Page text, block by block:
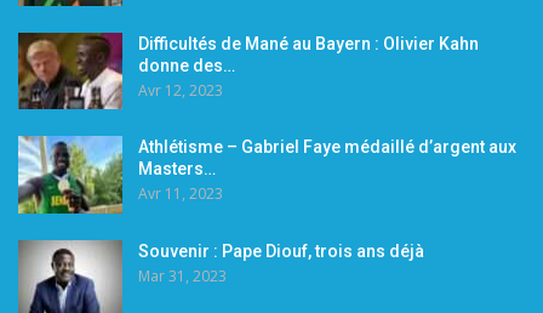
Difficultés de Mané au Bayern : Olivier Kahn
donne des…
Avr 12, 2023
Athlétisme – Gabriel Faye médaillé d’argent aux
Masters…
Avr 11, 2023
Souvenir : Pape Diouf, trois ans déjà
Mar 31, 2023